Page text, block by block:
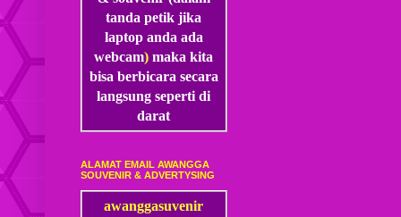
tanda petik jika
laptop anda ada
webcam)maka kita
bisa berbicara secara
langsung seperti di
darat
ALAMAT EMAIL AWANGGA
SOUVENIR & ADVERTYSING
awanggasuvenir